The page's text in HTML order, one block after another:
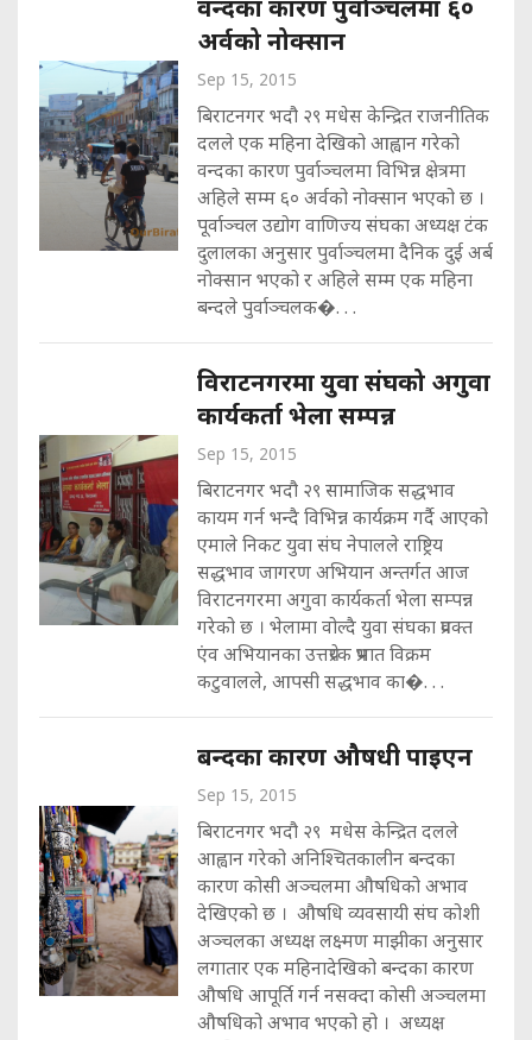
वन्दका कारण पुर्वाञ्चलमा ६०
अर्वको नोक्सान
Sep 15, 2015
बिराटनगर भदौ २९ मधेस केन्द्रित राजनीतिक
दलले एक महिना देखिको आह्वान गरेको
वन्दका कारण पुर्वाञ्चलमा विभिन्न क्षेत्रमा
अहिले सम्म ६० अर्वको नोक्सान भएको छ ।
पूर्वाञ्चल उद्योग वाणिज्य संघका अध्यक्ष टंक
दुलालका अनुसार पुर्वाञ्चलमा दैनिक दुई अर्ब
नोक्सान भएको र अहिले सम्म एक महिना
बन्दले पुर्वाञ्चलक�. . .
विराटनगरमा युवा संघको अगुवा
कार्यकर्ता भेला सम्पन्न
Sep 15, 2015
बिराटनगर भदौ २९ सामाजिक सद्धभाव
कायम गर्न भन्दै विभिन्न कार्यक्रम गर्दै आएको
एमाले निकट युवा संघ नेपालले राष्ट्रिय
सद्धभाव जागरण अभियान अन्तर्गत आज
विराटनगरमा अगुवा कार्यकर्ता भेला सम्पन्न
गरेको छ । भेलामा वोल्दै युवा संघका प्रवक्त
एंव अभियानका उत्तप्रेरक प्रभात विक्रम
कटुवालले, आपसी सद्धभाव का�. . .
बन्दका कारण औषधी पाइएन
Sep 15, 2015
बिराटनगर भदौ २९ मधेस केन्द्रित दलले
आह्वान गरेको अनिश्चितकालीन बन्दका
कारण कोसी अञ्चलमा औषधिको अभाव
देखिएको छ । औषधि व्यवसायी संघ कोशी
अञ्चलका अध्यक्ष लक्ष्मण माझीका अनुसार
लगातार एक महिनादेखिको बन्दका कारण
औषधि आपूर्ति गर्न नसक्दा कोसी अञ्चलमा
औषधिको अभाव भएको हो । अध्यक्ष